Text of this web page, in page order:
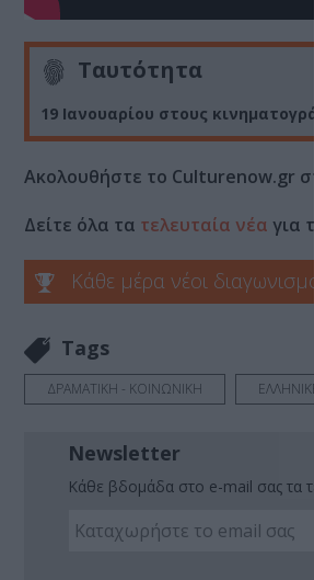
Ταυτότητα
19 Ιανουαρίου στους
Ακολουθήστε το Culturenow.gr
Δείτε όλα τα τελευταία νέα για
Κάθε μέρα νέοι
Tags
ΔΡΑΜΑΤΙΚΗ - ΚΟΙΝΩΝΙΚΗ
Newsletter
Κάθε βδομάδα στο e-mail σας τα